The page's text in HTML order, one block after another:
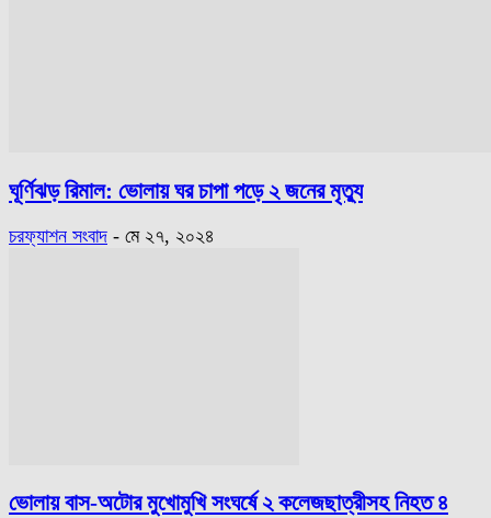
ঘূর্ণিঝড় রিমাল: ভোলায় ঘর চাপা পড়ে ২ জনের মৃত্যু
চরফ্যাশন সংবাদ - মে ২৭, ২০২৪
ভোলায় বাস-অটোর মুখোমুখি সংঘর্ষে ২ কলেজছাত্রীসহ নিহত ৪